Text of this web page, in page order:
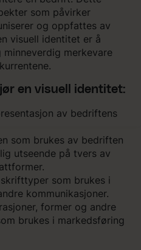
som påvirker
og oppfattes av
visuell identitet er å
merkevare
en visuell identitet:
av bedriftens
som brukes av bedriften
utseende på tvers av
som brukes i
kommunikasjoner.
former og andre
brukes i markedsføring